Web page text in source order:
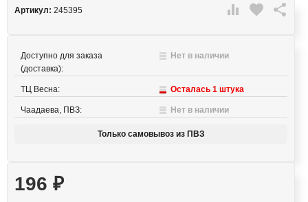
 favorite 
Артикул: 245395
Доступно для заказа
(доставка):
Нет в наличии
ТЦ Весна: Осталась 1 штука
Чаадаева, ПВЗ: Нет в наличии
Только самовывоз из ПВЗ
196 ₽